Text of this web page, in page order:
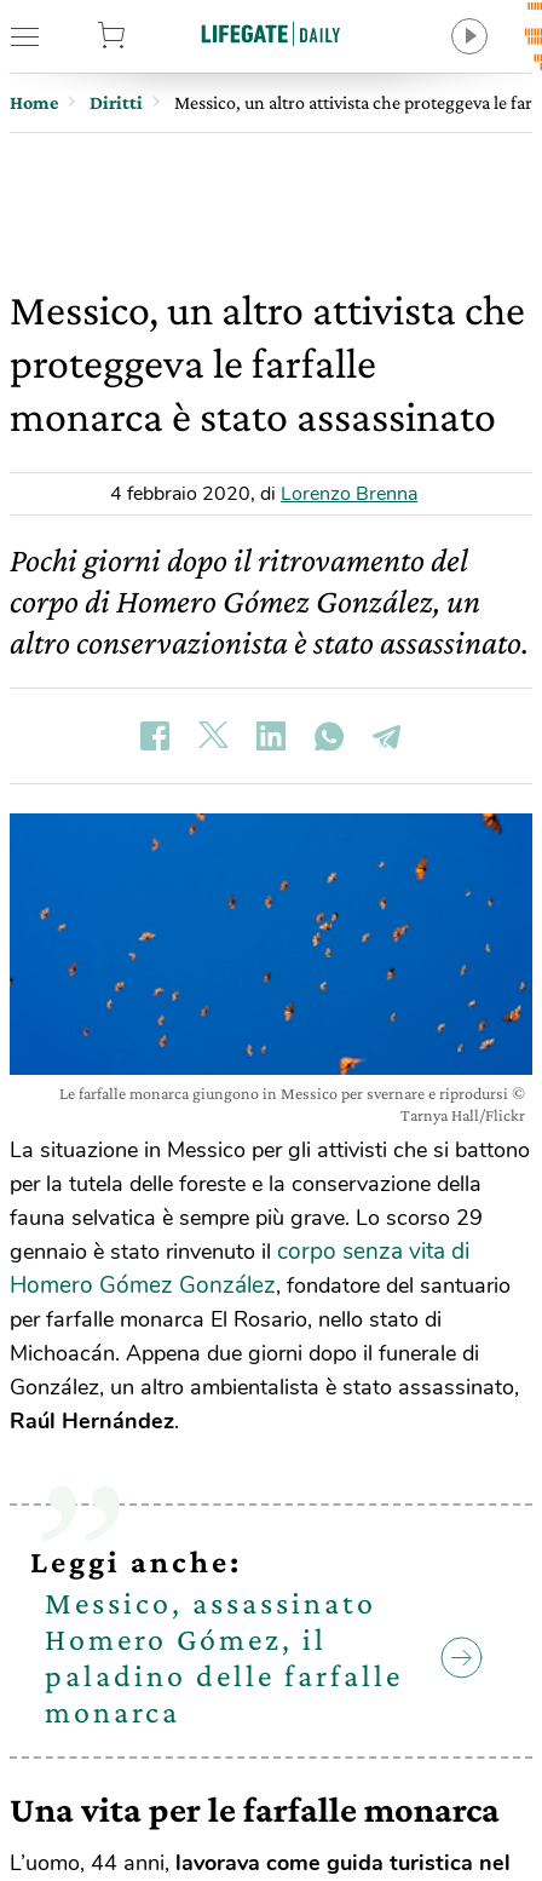
Home Diritti Messico, un altro attivista che proteggeva le
Messico, un altro attivista che
proteggeva le farfalle
monarca è stato assassinato
4 febbraio 2020, di Lorenzo Brenna
Pochi giorni dopo il ritrovamento del
corpo di Homero Gómez González, un
altro conservazionista è stato assassinato.
Le farfalle monarca giungono in Messico per svernare e riprodursi ©
Tarnya Hall/Flickr
La situazione in Messico per gli attivisti che si battono
per la tutela delle foreste e la conservazione della
fauna selvatica è sempre più grave. Lo scorso 29
gennaio è stato rinvenuto il corpo senza vita di
Homero Gómez González, fondatore del santuario
per farfalle monarca El Rosario, nello stato di
Michoacán. Appena due giorni dopo il funerale di
González, un altro ambientalista è stato assassinato,
Raúl Hernández.
Leggi anche:
Messico, assassinato
Homero Gómez, il
paladino delle farfalle
monarca
Una vita per le farfalle monarca
L’uomo, 44 anni, lavorava come guida turistica nel